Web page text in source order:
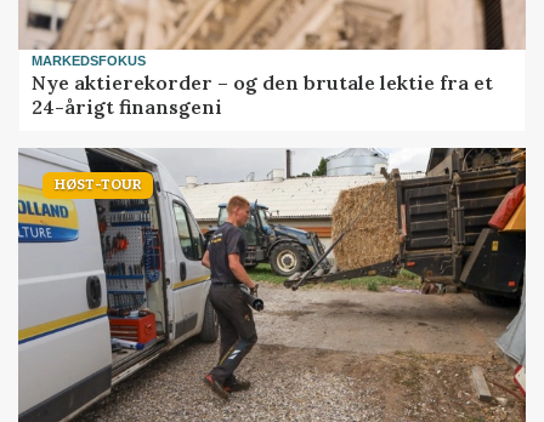
MARKEDSFOKUS
Nye aktierekorder – og den brutale lektie fra et
24-årigt finansgeni
HØST-TOUR